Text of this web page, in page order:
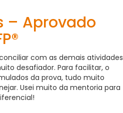
– Aprovado
com as demais atividades
desafiador. Para facilitar, o
da prova, tudo muito
Usei muito da mentoria para